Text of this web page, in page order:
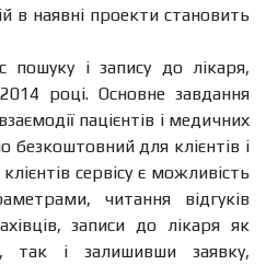
в наявні проекти становить
пошуку і запису до лікаря,
році. Основне завдання
пацієнтів і медичних
безкоштовний для клієнтів і
сервісу є можливість
читання відгуків
записи до лікаря як
так і залишивши заявку,